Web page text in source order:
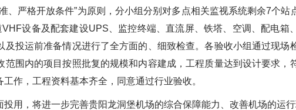
、严格开放条件”为原则，分小组分别对多点相关监视系统剩余7个站
VHF设备及配套建设UPS 、监控终端、直流屏、铁塔、空调、配电箱
投运前准备情况进行了全方面的、细致检查。各验收小组通过现场
围内的项目按照批复的规模和内容建成，工程质量达到设计要求，
作，工程资料基本齐全，同意通过行业验收。
用，将进一步完善贵阳龙洞堡机场的综合保障能力、改善机场的运